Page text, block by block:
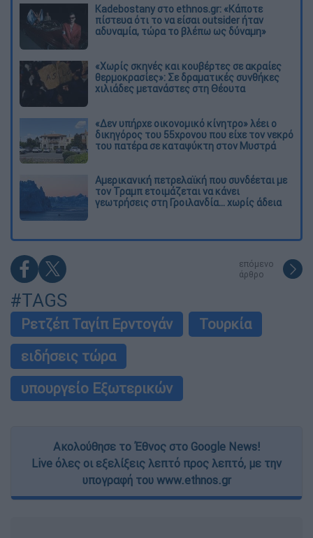
Kadebostany στο ethnos.gr: «Κάποτε
πίστευα ότι το να είσαι outsider ήταν
αδυναμία, τώρα το βλέπω ως δύναμη»
«Χωρίς σκηνές και κουβέρτες σε ακραίες
θερμοκρασίες»: Σε δραματικές συνθήκες
χιλιάδες μετανάστες στη Θέουτα
«Δεν υπήρχε οικονομικό κίνητρο» λέει ο
δικηγόρος του 55χρονου που είχε τον νεκρό
του πατέρα σε καταψύκτη στον Μυστρά
Αμερικανική πετρελαϊκή που συνδέεται με
τον Τραμπ ετοιμάζεται να κάνει
γεωτρήσεις στη Γροιλανδία... χωρίς άδεια
επόμενο
άρθρο
#TAGS
Ρετζέπ Ταγίπ Ερντογάν
Τουρκία
ειδήσεις τώρα
υπουργείο Εξωτερικών
Ακολούθησε το Έθνος στο Google News!
Live όλες οι εξελίξεις λεπτό προς λεπτό, με την
υπογραφή του www.ethnos.gr